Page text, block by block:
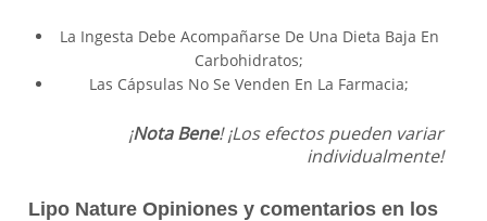
La Ingesta Debe Acompañarse De Una Dieta Baja En
Carbohidratos;
Las Cápsulas No Se Venden En La Farmacia;
¡Nota Bene! ¡Los efectos pueden variar
individualmente!
Lipo Nature Opiniones y comentarios en los